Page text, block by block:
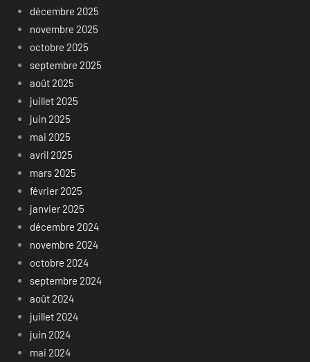
décembre 2025
novembre 2025
octobre 2025
septembre 2025
août 2025
juillet 2025
juin 2025
mai 2025
avril 2025
mars 2025
février 2025
janvier 2025
décembre 2024
novembre 2024
octobre 2024
septembre 2024
août 2024
juillet 2024
juin 2024
mai 2024